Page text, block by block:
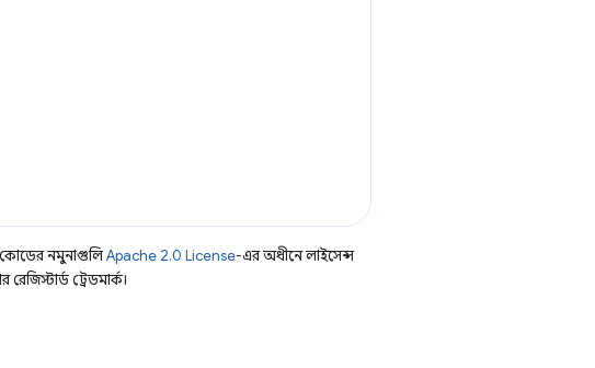
নমুনাগুলিApache 2.0 License-এর অধীনে লাইসেন্স
ট্রেডমার্ক।